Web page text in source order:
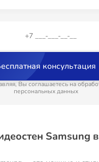
консультация
Вы соглашаетесь на
персональных данных
Samsung